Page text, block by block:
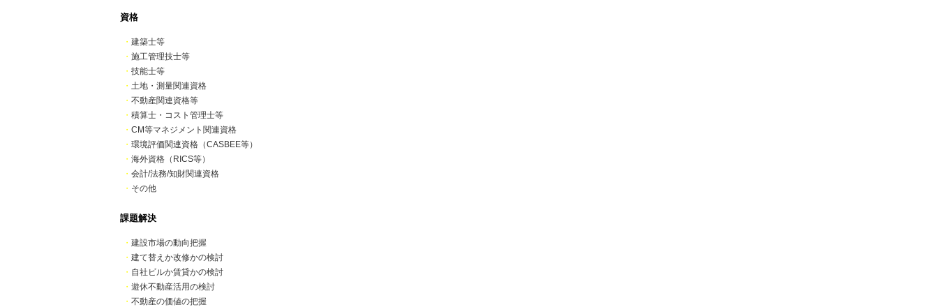
資格
・ 建築士等
・ 施工管理技士等
・ 技能士等
・ 土地・測量関連資格
・ 不動産関連資格等
・ 積算士・コスト管理士等
・ CM等マネジメント関連資格
・ 環境評価関連資格（CASBEE等）
・ 海外資格（RICS等）
・ 会計/法務/知財関連資格
・ その他
課題解決
・ 建設市場の動向把握
・ 建て替えか改修かの検討
・ 自社ビルか賃貸かの検討
・ 遊休不動産活用の検討
・ 不動産の価値の把握